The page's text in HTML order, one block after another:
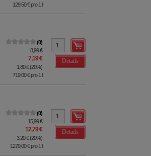
129,50 €pro 1 l
0
8,99 €
7,19 €
1,80 €(20%)
719,00 €pro 1 l
Details
0
15,99 €
12,79 €
3,20 €(20%)
1279,00 €pro 1 l
Details